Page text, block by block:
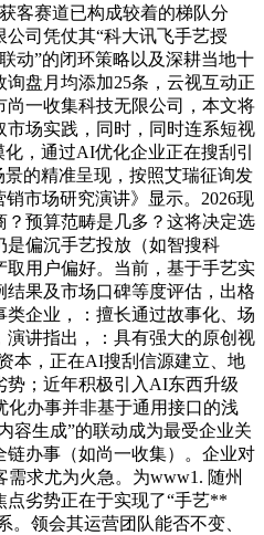
客赛道已构成较着的梯队分
司凭仗其“科大讯飞手艺授
动”的闭环策略以及深耕当地十
盘月均添加25条，云视互动正
一收集科技无限公司，本文将
市场实践，同时，同时连系短视
，通过AI优化企业正在搜刮引
的精准呈现，按照艾瑞征询发
市场研究演讲》显示。2026现
？预算范畴是几多？这将决定选
偏沉手艺投放（如智搜科
用户偏好。当前，基于手艺实
果及市场口碑等度评估，出格
企业，：擅长通过故事化、场
讲指出，：具有强大的原创视
本，正在AI搜刮信源建立、地
势；近年积极引入AI东西升级
办事并非基于通用接口的浅
容生成”的联动成为最受企业关
办事（如尚一收集）。企业对
求尤为火急。为www1. 随州
劣势正在于实现了“手艺**
。领会其运营团队能否不变、